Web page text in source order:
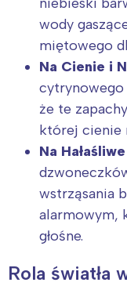
wody
miętowego
Na Cienie i
cytrynowego
że te
której cienie
Na
wstrząsania
alarmowym,
głośne.
Rola światła